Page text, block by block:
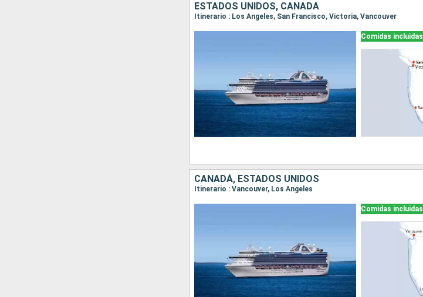
ESTADOS UNIDOS, CANADÁ
Itinerario : Los Angeles, San Francisco, Victoria, Vancouver
Comidas incluidas
CANADÁ, ESTADOS UNIDOS
Itinerario : Vancouver, Los Angeles
Comidas incluidas